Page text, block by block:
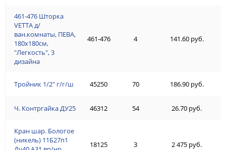
461-476 Шторка
VETTA д/
ван.комнаты, ПЕВА,
180x180см,
"Легкость", 3
дизайна
Тройник 1/2" г/г/ш
Ч. Контргайка ДУ25
Кран шар. Бологое
(никель) 11Б27п1
461-476 4 141.60 руб.
45250 70 186.90 руб.
46312 54 26.70 руб.
18125 3 2 475 руб.